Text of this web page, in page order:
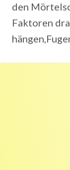
den
Faktoren